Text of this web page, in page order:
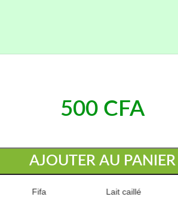
500 CFA
AJOUTER AU PANIER
Fifa Lait caillé